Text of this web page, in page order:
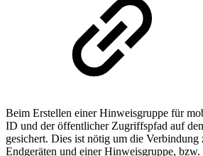
Beim Erstellen einer Hinweisgruppe für
ID und der öffentlicher Zugriffspfad auf
gesichert. Dies ist nötig um die Verbindung
Endgeräten und einer Hinweisgruppe, bzw.